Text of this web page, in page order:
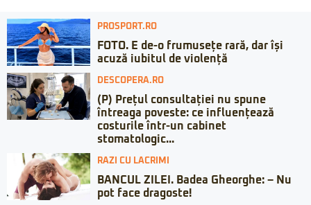
PROSPORT.RO
FOTO. E de-o frumusețe rară, dar își
acuză iubitul de violență
DESCOPERA.RO
(P) Prețul consultației nu spune
întreaga poveste: ce influențează
costurile într-un cabinet
stomatologic...
RAZI CU LACRIMI
BANCUL ZILEI. Badea Gheorghe: – Nu
pot face dragoste!